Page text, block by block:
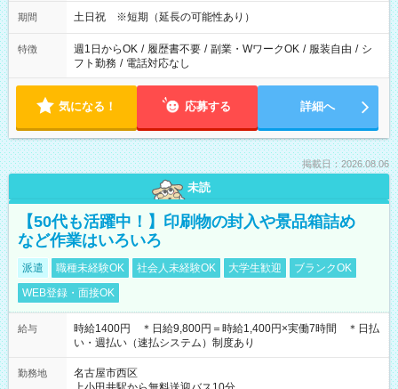
期間 土日祝 ※短期（延長の可能性あり）
特徴 週1日からOK / 履歴書不要 / 副業・WワークOK / 服装自由 / シ
フト勤務 / 電話対応なし
気になる！ 応募する 詳細へ
掲載日：2026.08.06
未読
【50代も活躍中！】印刷物の封入や景品箱詰め
など作業はいろいろ
派遣 職種未経験OK 社会人未経験OK 大学生歓迎
ブランクOK
WEB登録・面接OK
給与
時給1400円 ＊日給9,800円＝時給1,400円×実働7時間 ＊日払
い・週払い（速払システム）制度あり
勤務地
名古屋市西区